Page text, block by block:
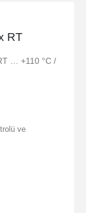
RT
… +110 °C /
ve